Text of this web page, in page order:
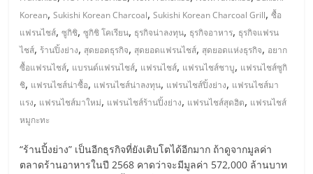
SMEs,
แฟ
รน
ไชส์,
Korean,Sukishi Korean Charcoal,Sukishi Korean Charcoal Grill,ซื้อ
แฟรนไชส์,ซูกิชิ,ซูกิชิ โคเรียน, ธุรกิจน่าลงทุน, ธุรกิจอาหาร, ธุรกิจแฟรน
ไชส์, ร้านปิ้งย่าง, สุดยอดธุรกิจ, สุดยอดแฟรนไชส์, สุดยอดแห่งธุรกิจ, อยาก
ซื้อแฟรนไชส์, แบรนด์แฟรนไชส์, แฟรนไชส์, แฟรนไชส์ชาบู, แฟรนไชส์ซูกิ
ชิ, แฟรนไชส์น่าซื้อ, แฟรนไชส์น่าลงทุน, แฟรนไชส์ปิ้งย่าง, แฟรนไชส์มา
แรง, แฟรนไชส์มาใหม่, แฟรนไชส์ร้านปิ้งย่าง, แฟรนไชส์สุดฮิต, แฟรนไชส์
หมูกะทะ
“ร้านปิ้งย่าง” เป็นอีกธุรกิจที่ยังเติบโตได้อีกมาก ถ้าดูจากมูลค่า
ตลาดร้านอาหารในปี 2568 คาดว่าจะมีมูลค่า 572,000 ล้านบาท